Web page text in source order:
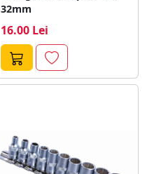
32mm
16.00 Lei